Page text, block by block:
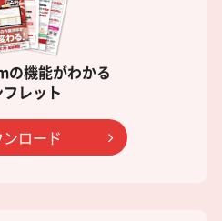
の機能がわかる
レット
ロード